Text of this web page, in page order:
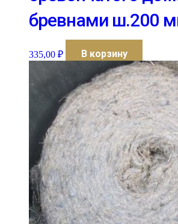
бревнами ш.200
335,00 ₽ В корзину